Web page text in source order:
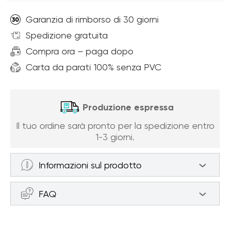
Garanzia di rimborso di 30 giorni
Spedizione gratuita
Compra ora – paga dopo
Carta da parati 100% senza PVC
Produzione espressa
Il tuo ordine sarà pronto per la spedizione entro
1-3 giorni.
Informazioni sul prodotto
Carta da parati bosco di betulle (articolo
a94466 ) da categoria Carta da parati
FAQ